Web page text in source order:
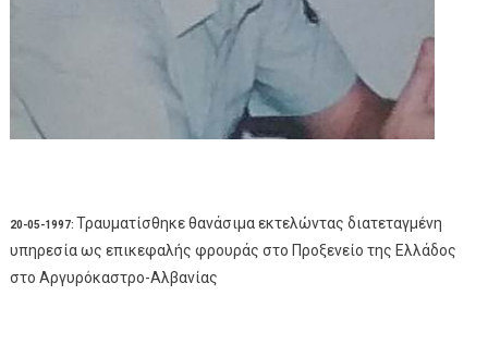
20-05-1997: Τραυματίσθηκε θανάσιμα εκτελώντας διατεταγμένη
υπηρεσία ως επικεφαλής φρουράς στο Προξενείο της Ελλάδος
στο Αργυρόκαστρο-Αλβανίας